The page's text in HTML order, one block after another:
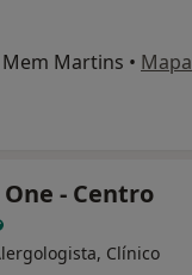
Mem Martins • Mapa
- Centro
Clínico